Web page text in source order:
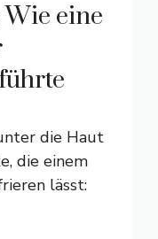
eine
die Haut
die einem
lässt: